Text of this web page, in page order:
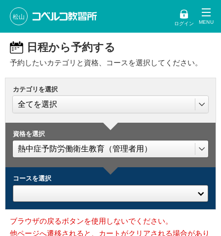
松山
ログイン
日程から予約する
予約したいカテゴリと資格、コースを選択してください。
カテゴリを選択
資格を選択
コースを選択
ブラウザの戻るボタンを使用しないでください。
他ページへ遷移されると、カートがクリアされる場合があり